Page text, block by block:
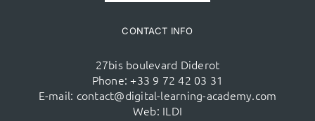
CONTACT INFO
27bis boulevard Diderot
Phone: +33 9 72 42 03 31
E-mail: contact@digital-learning-academy.com
Web: ILDI